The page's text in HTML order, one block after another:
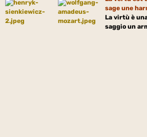
sage une
La virtù è
saggio un